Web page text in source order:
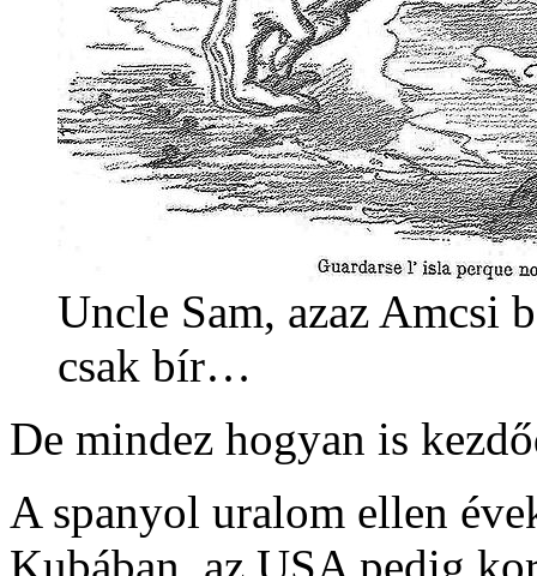
Uncle Sam, azaz Amcsi
csak bír…
De mindez hogyan is
A spanyol uralom ellen